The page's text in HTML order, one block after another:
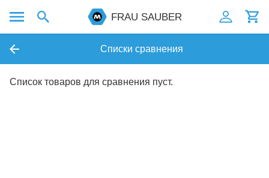
FRAU SAUBER
Списки сравнения
Список товаров для сравнения пуст.